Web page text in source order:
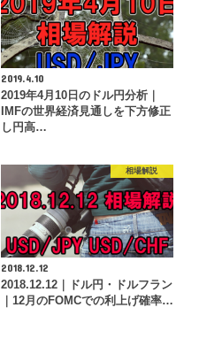
2019.4.10
2019年4月10日のドル円分析｜
IMFの世界経済見通しを下方修正
し円高…
相場解説
2018.12.12
2018.12.12｜ドル円・ドルフラン
｜12月のFOMCでの利上げ確率…